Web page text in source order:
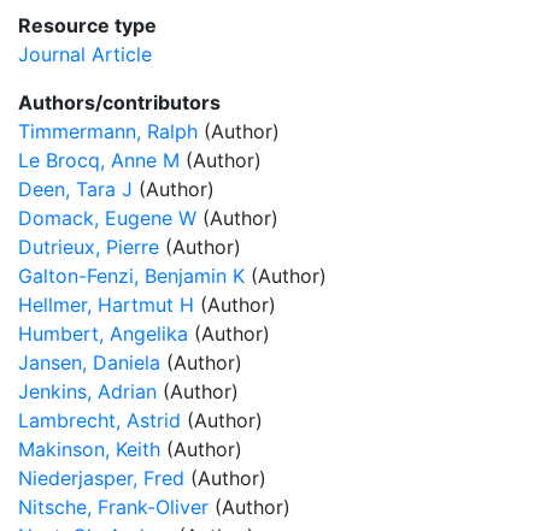
Resource type
Journal Article
Authors/contributors
Timmermann, Ralph (Author)
Le Brocq, Anne M (Author)
Deen, Tara J (Author)
Domack, Eugene W (Author)
Dutrieux, Pierre (Author)
Galton-Fenzi, Benjamin K (Author)
Hellmer, Hartmut H (Author)
Humbert, Angelika (Author)
Jansen, Daniela (Author)
Jenkins, Adrian (Author)
Lambrecht, Astrid (Author)
Makinson, Keith (Author)
Niederjasper, Fred (Author)
Nitsche, Frank-Oliver (Author)